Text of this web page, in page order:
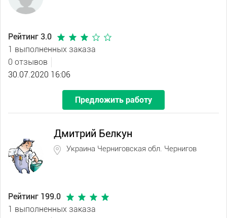
Рейтинг 3.0
1 выполненных заказа
0 отзывов
30.07.2020 16:06
Предложить работу
Дмитрий Белкун
Украина Черниговская обл. Чернигов
Рейтинг 199.0
1 выполненных заказа